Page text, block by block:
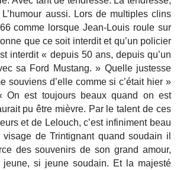
aussi. Lors de multiples clins
comme lorsque Jean-Louis roule sur
que ce soit interdit et qu’un policier
interdit « depuis 50 ans, depuis qu’un
sa Ford Mustang. » Quelle justesse
souviens d’elle comme si c’était hier »
On est toujours beaux quand on est
pu être mièvre. Par le talent de ces
et de Lelouch, c’est infiniment beau
de Trintignant quand soudain il
des souvenirs de son grand amour,
jeune, si jeune soudain. Et la majesté